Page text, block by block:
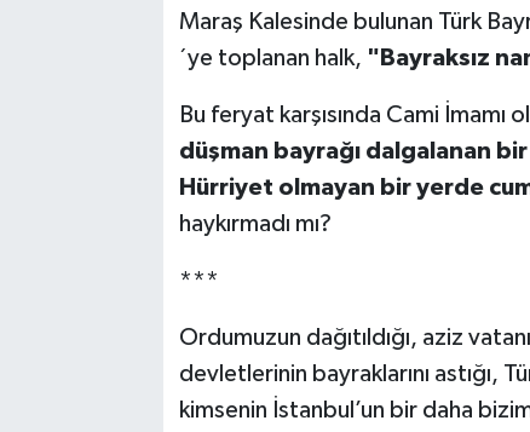
Maraş Kalesinde bulunan Türk
´ye toplanan halk, "Bayraksız
Bu feryat karşısında Cami İmamı
düşman bayrağı dalgalanan
Hürriyet olmayan bir yerde
haykırmadı mı?
***
Ordumuzun dağıtıldığı, aziz
devletlerinin bayraklarını astığı,
kimsenin İstanbul’un bir daha